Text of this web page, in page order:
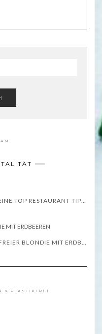
VEGAN ESSEN AUF MADEIRA – MEINE TOP RESTAURANT TIPPS – WISSENSWERTES
& PLASTIKFREI